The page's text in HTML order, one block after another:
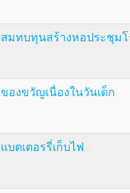
สมทบทุนสร้างหอประชุมโ
ของขวัญเนื่องในวันเด็ก
แบตเตอรรี่เก็บไฟ